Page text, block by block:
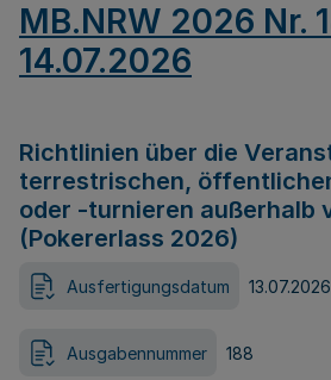
MB.NRW 2026 Nr.
14.07.2026
Richtlinien über die
terrestrischen,
oder -turnieren außerhalb
(Pokererlass 2026)
Ausfertigungsdatum 13.07.2026
Ausgabennummer 188